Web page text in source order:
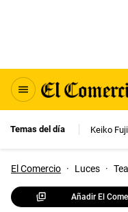
Temas del día Keiko
El Comercio · Luces ·
Añadir El